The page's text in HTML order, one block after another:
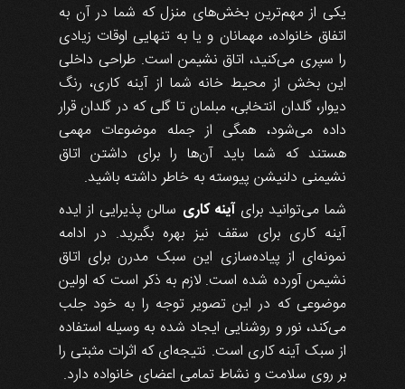
یکی از مهم‌ترین بخش‌های منزل که شما در آن به
‌اتفاق خانواده، مهمانان و یا به ‌تنهایی اوقات زیادی
را سپری می‌کنید، اتاق نشیمن است. طراحی داخلی
این بخش از محیط خانه شما از آینه کاری، رنگ
دیوار، گلدان انتخابی، مبلمان تا گلی که در گلدان قرار
داده می‌شود، همگی از جمله موضوعات مهمی
هستند که شما باید آن‌ها را برای داشتن اتاق
نشیمنی دلنیشن پیوسته به خاطر داشته باشید.
شما می‌توانید برایآینه کاری سالن پذیرایی از ایده
آینه کاری برای سقف نیز بهره بگیرید. در ادامه
نمونه‌ای از پیاده‌سازی این سبک مدرن برای اتاق
نشیمن آورده شده است. لازم به ذکر است که اولین
موضوعی که در این تصویر توجه را به خود جلب
می‌کند، نور و روشنایی ایجاد شده به وسیله استفاده
از سبک آینه کاری است. نتیجه‌ای که اثرات مثبتی را
بر روی سلامت و نشاط تمامی اعضای خانواده‌ دارد.